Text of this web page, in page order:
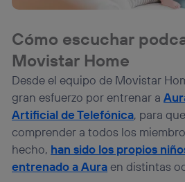
Cómo escuchar
Movistar Home
Desde el equipo de Movistar
gran esfuerzo por entrenar a
Artificial de Telefónica, para
comprender a todos los
hecho, han sido los propios
entrenado a Auraen distintas